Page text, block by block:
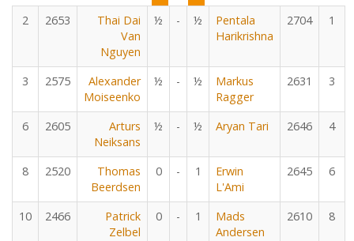
2 2653
Thai Dai
Van
Nguyen
½ - ½
Pentala
Harikrishna
2704 1
3 2575
Alexander
Moiseenko
½ - ½
Markus
Ragger
2631 3
6 2605
Arturs
Neiksans
½ - ½ Aryan Tari 2646 4
8 2520
Thomas
Beerdsen
0 - 1
Erwin
L'Ami
2645 6
10 2466
Patrick
Zelbel
0 - 1
Mads
Andersen
2610 8